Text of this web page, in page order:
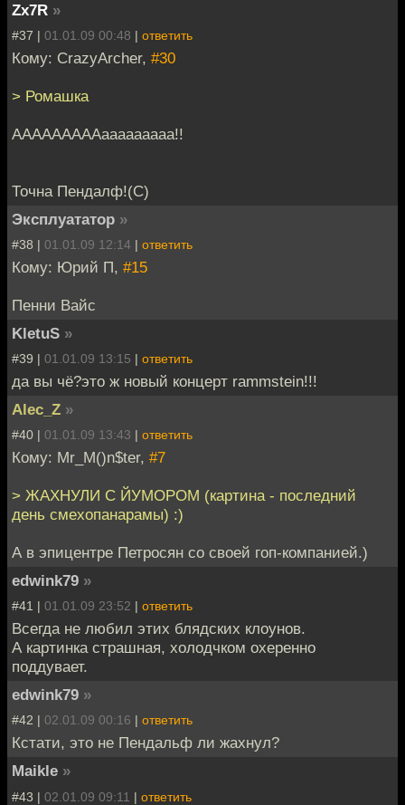
Zx7R »
#37 | 01.01.09 00:48 | ответить
Кому: CrazyArcher, #30
> Ромашка
АААААААААааааааааа!!
Точна Пендалф!(С)
Эксплуататор »
#38 | 01.01.09 12:14 | ответить
Кому: Юрий П, #15
Пенни Вайс
KletuS »
#39 | 01.01.09 13:15 | ответить
да вы чё?это ж новый концерт rammstein!!!
Alec_Z »
#40 | 01.01.09 13:43 | ответить
Кому: Mr_M()n$ter, #7
> ЖАХНУЛИ С ЙУМОРОМ (картина - последний
день смехопанарамы) :)
А в эпицентре Петросян со своей гоп-компанией.)
edwink79 »
#41 | 01.01.09 23:52 | ответить
Всегда не любил этих блядских клоунов.
А картинка страшная, холодчком охеренно
поддувает.
edwink79 »
#42 | 02.01.09 00:16 | ответить
Кстати, это не Пендальф ли жахнул?
Maikle »
#43 | 02.01.09 09:11 | ответить